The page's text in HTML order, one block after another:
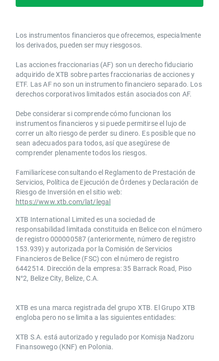
Los instrumentos financieros que ofrecemos, especialmente
los derivados, pueden ser muy riesgosos.
Las acciones fraccionarias (AF) son un derecho fiduciario
adquirido de XTB sobre partes fraccionarias de acciones y
ETF. Las AF no son un instrumento financiero separado. Los
derechos corporativos limitados están asociados con AF.
Debe considerar si comprende cómo funcionan los
instrumentos financieros y si puede permitirse el lujo de
correr un alto riesgo de perder su dinero. Es posible que no
sean adecuados para todos, así que asegúrese de
comprender plenamente todos los riesgos.
Familiarícese consultando el Reglamento de Prestación de
Servicios, Política de Ejecución de Órdenes y Declaración de
Riesgo de Inversión en el sitio web:
https://www.xtb.com/lat/legal
XTB International Limited es una sociedad de
responsabilidad limitada constituida en Belice con el número
de registro 000000587 (anteriormente, número de registro
153.939) y autorizada por la Comisión de Servicios
Financieros de Belice (FSC) con el número de registro
6442514. Dirección de la empresa: 35 Barrack Road, Piso
N°2, Belize City, Belize, C.A.
​​XTB es una marca registrada del grupo XTB. El Grupo XTB
engloba pero no se limita a las siguientes entidades:
XTB S.A.​ está autorizado y regulado por Komisja Nadzoru
Finansowego (KNF) ​en Polonia.